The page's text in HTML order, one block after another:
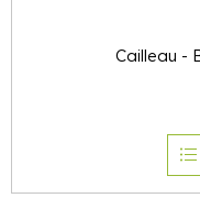
Cailleau -